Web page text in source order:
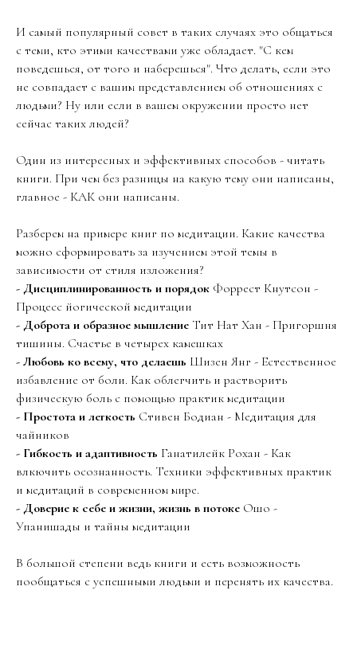
И самый популярный совет в таких случаях это общаться
с теми, кто этими качествами уже обладает. "С кем
поведешься, от того и наберешься". Что делать, если это
не совпадает с вашим представлением об отношениях с
людьми? Ну или если в вашем окружении просто нет
сейчас таких людей?
Один из интересных и эффективных способов - читать
книги. При чем без разницы на какую тему они написаны,
главное - КАК они написаны.
Разберем на примере книг по медитации. Какие качества
можно сформировать за изучением этой темы в
зависимости от стиля изложения?
- Дисциплинированность и порядок Форрест Кнутсон -
Процесс йогической медитации
- Доброта и образное мышление Тит Нат Хан - Пригоршня
тишины. Счастье в четырех камешках
- Любовь ко всему, что делаешь Шизен Янг - Естественное
избавление от боли. Как облегчить и растворить
физическую боль с помощью практик медитации
- Простота и легкость Стивен Бодиан - Медитация для
чайников
- Гибкость и адаптивность Ганатилейк Рохан - Как
влкючить осознанность. Техники эффективных практик
и медитаций в современном мире.
- Доверие к себе и жизни, жизнь в потоке Ошо -
Упанишады и тайны медитации
В большой степени ведь книги и есть возможность
пообщаться с успешными людьми и перенять их качества.